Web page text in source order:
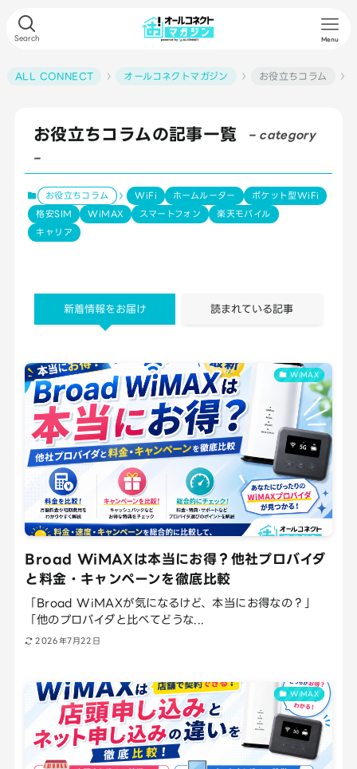
Search Menu
ALL CONNECT オールコネクトマガジン お役立ちコラム
お役立ちコラムの記事一覧
– category
–
お役立ちコラム WiFi ホームルーター
ポケット型WiFi
格安SIM
WiMAX スマートフォン
楽天モバイル
キャリア
新着情報をお届け 読まれている記事
WiMAX
Broad WiMAXは本当にお得？他社プロバイダ
と料金・キャンペーンを徹底比較
「Broad WiMAXが気になるけど、本当にお得なの？」
「他のプロバイダと比べてどうな...
2026年7月22日
WiMAX